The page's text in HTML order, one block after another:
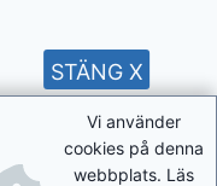
Vi använder
cookies på denna
webbplats. Läs
STÄNG X